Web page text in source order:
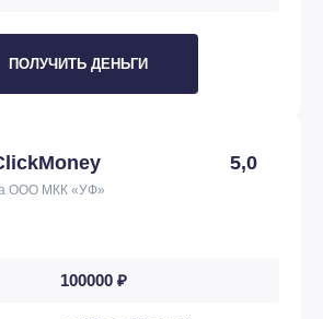
ПОЛУЧИТЬ ДЕНЬГИ
5,0
ООО МКК «УФ»
100000 ₽